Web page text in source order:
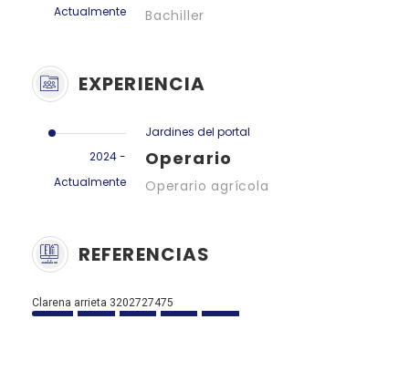
Actualmente
Bachiller
EXPERIENCIA
2024 -
Actualmente
Jardines del portal
Operario
Operario agrícola
REFERENCIAS
Clarena arrieta 3202727475